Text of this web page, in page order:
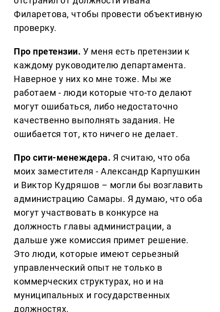
Филаретова, чтобы провести объективную
проверку.
Про претензии.У меня есть претензии к
каждому руководителю департамента.
Наверное у них ко мне тоже. Мы же
работаем - люди которые что-то делают
могут ошибаться, либо недостаточно
качественно выполнять задания. Не
ошибается тот, кто ничего не делает.
Про сити-менеждера. Я считаю, что оба
моих заместителя - Александр Карпушкин
и Виктор Кудряшов – могли бы возглавить
администрацию Самары. Я думаю, что оба
могут участвовать в конкурсе на
должность главы администрации, а
дальше уже комиссия примет решение.
Это люди, которые имеют серьезный
управленческий опыт не только в
коммерческих структурах, но и на
муниципальных и государственных
должностях.